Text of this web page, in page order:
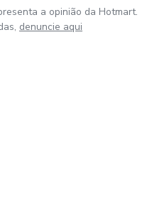
a opinião da Hotmart.
denuncie aqui